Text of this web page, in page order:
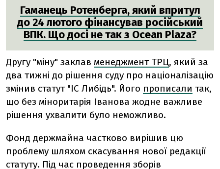
Гаманець Ротенберга, який впритул
до 24 лютого фінансував російський
ВПК. Що досі не так з Ocean Plaza?
Другу "міну" заклав менеджмент ТРЦ, який за
два тижні до рішення суду про націоналізацію
змінив статут "ІС Либідь". Його прописали так,
що без міноритарія Іванова жодне важливе
рішення ухвалити було неможливо.
Фонд держмайна частково вирішив цю
проблему шляхом скасування нової редакції
статуту. Під час проведення зборів